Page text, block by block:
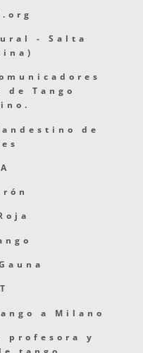
- Salta
de Tango
de
a Milano
profesora y